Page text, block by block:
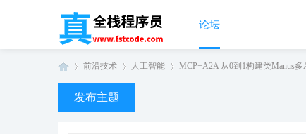
论坛
前沿技术 人工智能 MCP+A2A 从0到1构建类Manus多
发布主题